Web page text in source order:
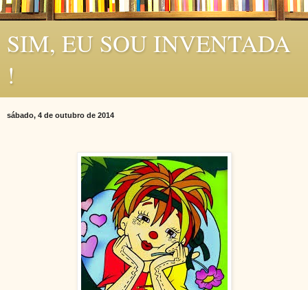
SIM, EU SOU INVENTADA
!
sábado, 4 de outubro de 2014